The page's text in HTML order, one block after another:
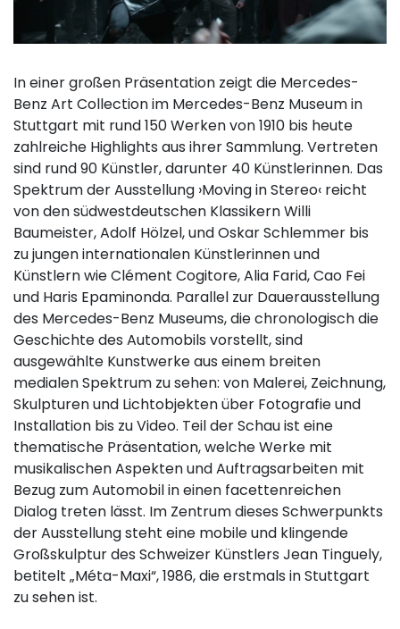
In einer großen Präsentation zeigt die Mercedes-
Benz Art Collection im Mercedes-Benz Museum in
Stuttgart mit rund 150 Werken von 1910 bis heute
zahlreiche Highlights aus ihrer Sammlung. Vertreten
sind rund 90 Künstler, darunter 40 Künstlerinnen. Das
Spektrum der Ausstellung ›Moving in Stereo‹ reicht
von den südwestdeutschen Klassikern Willi
Baumeister, Adolf Hölzel, und Oskar Schlemmer bis
zu jungen internationalen Künstlerinnen und
Künstlern wie Clément Cogitore, Alia Farid, Cao Fei
und Haris Epaminonda. Parallel zur Dauerausstellung
des Mercedes-Benz Museums, die chronologisch die
Geschichte des Automobils vorstellt, sind
ausgewählte Kunstwerke aus einem breiten
medialen Spektrum zu sehen: von Malerei, Zeichnung,
Skulpturen und Lichtobjekten über Fotografie und
Installation bis zu Video. Teil der Schau ist eine
thematische Präsentation, welche Werke mit
musikalischen Aspekten und Auftragsarbeiten mit
Bezug zum Automobil in einen facettenreichen
Dialog treten lässt. Im Zentrum dieses Schwerpunkts
der Ausstellung steht eine mobile und klingende
Großskulptur des Schweizer Künstlers Jean Tinguely,
betitelt „Méta-Maxi“, 1986, die erstmals in Stuttgart
zu sehen ist.